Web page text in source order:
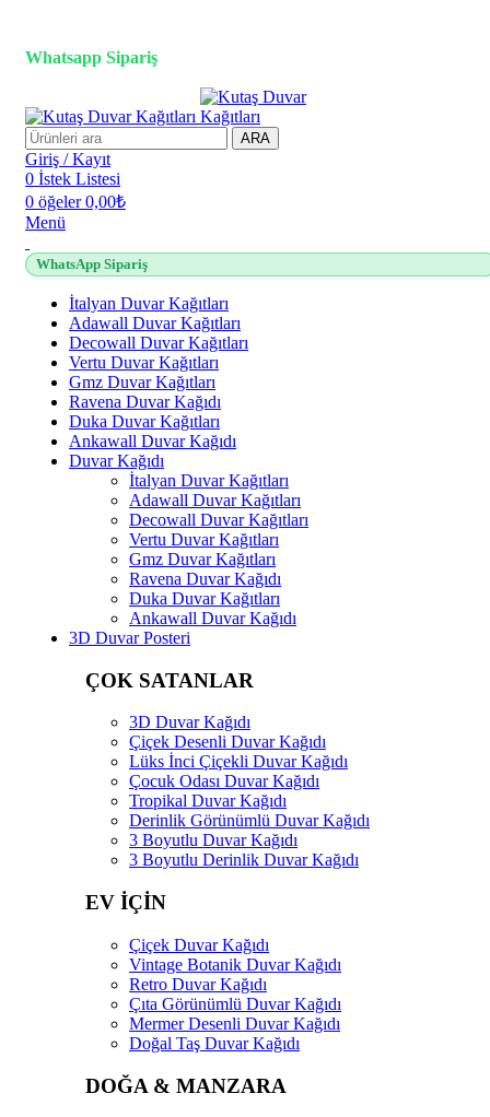
Whatsapp Sipariş
ARA
Giriş / Kayıt
0 İstek Listesi
0 öğeler 0,00₺
Menü
WhatsApp Sipariş
İtalyan Duvar Kağıtları
Adawall Duvar Kağıtları
Decowall Duvar Kağıtları
Vertu Duvar Kağıtları
Gmz Duvar Kağıtları
Ravena Duvar Kağıdı
Duka Duvar Kağıtları
Ankawall Duvar Kağıdı
Duvar Kağıdı
İtalyan Duvar Kağıtları
Adawall Duvar Kağıtları
Decowall Duvar Kağıtları
Vertu Duvar Kağıtları
Gmz Duvar Kağıtları
Ravena Duvar Kağıdı
Duka Duvar Kağıtları
Ankawall Duvar Kağıdı
3D Duvar Posteri
ÇOK SATANLAR
3D Duvar Kağıdı
Çiçek Desenli Duvar Kağıdı
Lüks İnci Çiçekli Duvar Kağıdı
Çocuk Odası Duvar Kağıdı
Tropikal Duvar Kağıdı
Derinlik Görünümlü Duvar Kağıdı
3 Boyutlu Duvar Kağıdı
3 Boyutlu Derinlik Duvar Kağıdı
EV İÇİN
Çiçek Duvar Kağıdı
Vintage Botanik Duvar Kağıdı
Retro Duvar Kağıdı
Çıta Görünümlü Duvar Kağıdı
Mermer Desenli Duvar Kağıdı
Doğal Taş Duvar Kağıdı
DOĞA & MANZARA